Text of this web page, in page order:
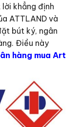
khẳng định
ATTLAND và
bút ký, ngân
Điều này
hàng mua Art